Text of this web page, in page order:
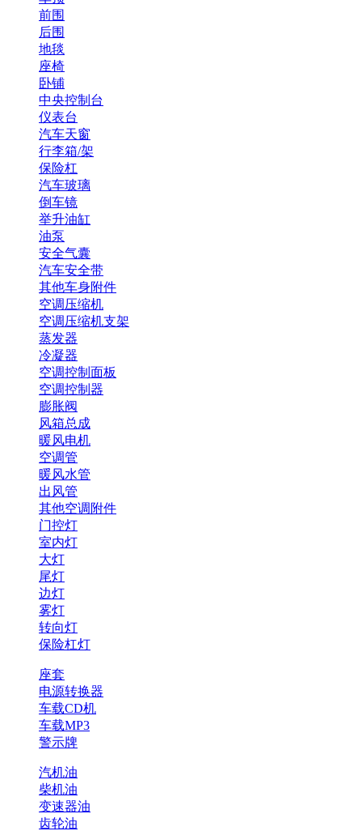
前围
后围
地毯
座椅
卧铺
中央控制台
仪表台
汽车天窗
行李箱/架
保险杠
汽车玻璃
倒车镜
举升油缸
油泵
安全气囊
汽车安全带
其他车身附件
空调压缩机
空调压缩机支架
蒸发器
冷凝器
空调控制面板
空调控制器
膨胀阀
风箱总成
暖风电机
空调管
暖风水管
出风管
其他空调附件
门控灯
室内灯
大灯
尾灯
边灯
雾灯
转向灯
保险杠灯
座套
电源转换器
车载CD机
车载MP3
警示牌
汽机油
柴机油
变速器油
齿轮油